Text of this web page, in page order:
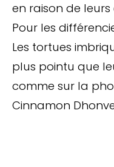
en raison de
Pour les
Les tortues
plus pointu que
comme sur la
Cinnamon